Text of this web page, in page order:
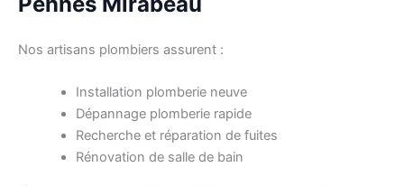
Nos artisans plombiers assurent :
Installation plomberie neuve
Dépannage plomberie rapide
Recherche et réparation de fuites
Rénovation de salle de bain